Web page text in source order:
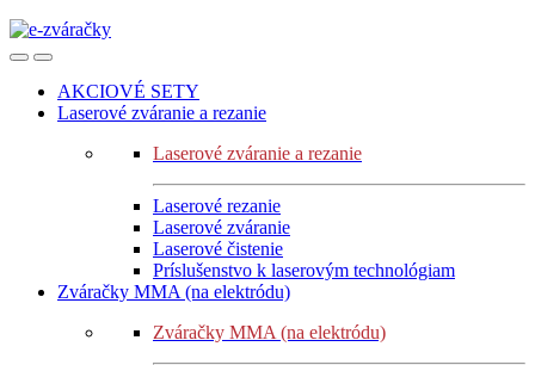
AKCIOVÉ SETY
Laserové zváranie a rezanie
Laserové zváranie a rezanie
Laserové rezanie
Laserové zváranie
Laserové čistenie
Príslušenstvo k laserovým technológiam
Zváračky MMA (na elektródu)
Zváračky MMA (na elektródu)